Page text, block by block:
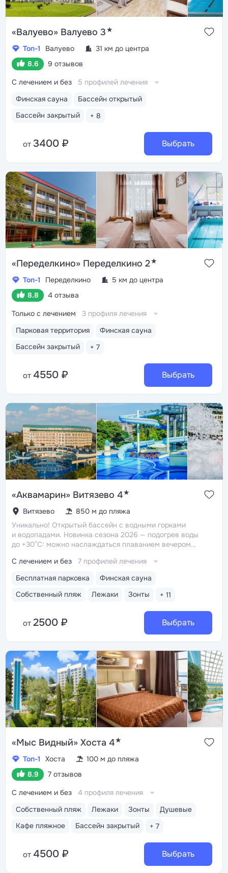
«Валуево» Валуево 3★
Топ-1 Валуево
31 км до центра
8.6
9 отзывов
Финская сауна
Бассейн открытый
Бассейн закрытый
+ 8
С лечением и без 5 профилей лечения
от 3400 ₽ Выбрать
«Переделкино» Переделкино 2★
Топ-1 Переделкино
5 км до центра
8.8
4 отзыва
Парковая территория
Финская сауна
Бассейн закрытый
+ 7
Только с лечением 3 профиля лечения
от 4550 ₽ Выбрать
«Аквамарин» Витязево 4★
Витязево
850 м до пляжа
Уникально! Открытый бассейн с водными горками
и водопадами. Новинка сезона 2026 — подогрев воды
до +30°C: можно наслаждаться плаванием вечером
небом — атмосферное место, где проводятся концерты,
театральные выступления и дискотеки
песчаный пляж с летним кафе, игровыми площадками,
комфортными лежаками, навесами, кабинками
210 кв. м. с безопасной зоной для детей и зоной отдыха
с шезлонгами. Проводится аквааэробика и лечебное
Бесплатная парковка
Финская сауна
Собственный пляж
Лежаки Зонты + 11
С лечением и без 7 профилей лечения
от 2500 ₽ Выбрать
«Мыс Видный» Хоста 4★
Топ-1 Хоста
100 м до пляжа
8.9
7 отзывов
Собственный пляж Лежаки Зонты
Душевые
Кафе пляжное
Бассейн закрытый + 7
С лечением и без 4 профиля лечения
от 4500 ₽ Выбрать